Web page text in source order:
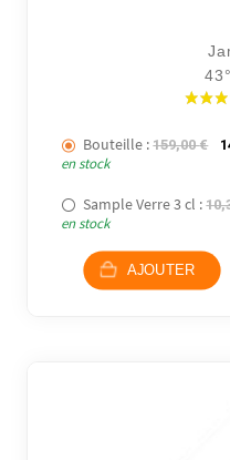
Bouteille : 159,00€
en stock
Sample Verre 3 cl :
en stock
AJOUTER